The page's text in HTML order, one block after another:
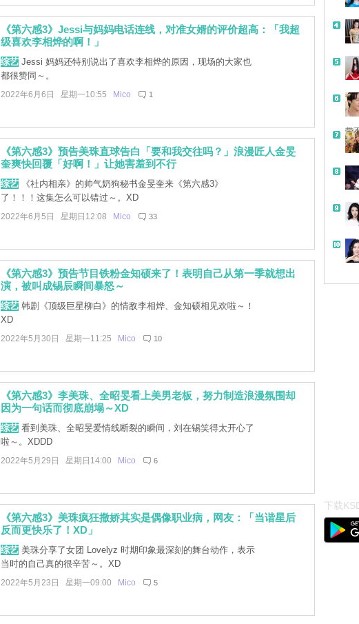
《第六感3》Jessi与妈妈电话连线，对准女婿的评价超高：「我超
级喜欢李相烨的啊！」
综艺Jessi 妈妈还特别说出了喜欢李相烨的原因，现场的大家也
都很赞同～。
2022年6月6日 星期一10:55 Mico 1
《第六感3》预告美珠直球告白「要和我交往吗？」浪漫匠人金旻
奎爽快回覆「好啊！」让她害羞到不行
综艺《社内相亲》的帅气奶狗秘书金旻奎来《第六感3》
了！！！这集怎么可以错过～。XD
2022年6月5日 星期日12:08 Mico 33
《第六感3》预告节目铁粉金知硕来了！表明自己从第一季就想出
演，被叫成锡辰瞬间暴怒～
综艺韩剧《顶级巨星柳白》的情敌李相烨、金知硕相见欢啦～！
XD
2022年5月30日 星期一11:25 Mico 10
《第六感3》李美珠、全昭旻看上美男老板，努力制造浪漫氛围却
因为一句话而彻底崩塌～XD
综艺看到美珠、全昭旻爱情线断裂的瞬间，刘在锡笑得太开心了
啦～。XDDD
2022年5月29日 星期日14:00 Mico 6
《第六感3》美珠疯狂撒娇其实是偶像职业病，网友：「当谐星后
反而更快乐了！XD」
综艺美珠分享了女团 Lovelyz 时期印象最深刻的舞台动作，表示
当时的自己真的很辛苦～。XD
2022年5月23日 星期一09:00 Mico 5
带
下载